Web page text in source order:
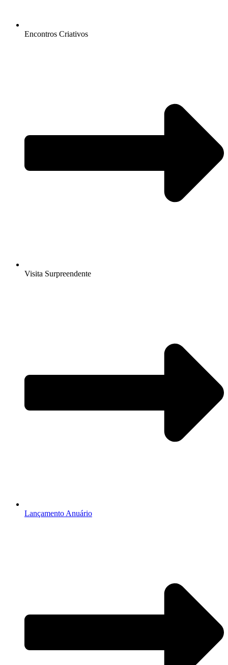
Encontros Criativos
Visita Surpreendente
Lançamento Anuário